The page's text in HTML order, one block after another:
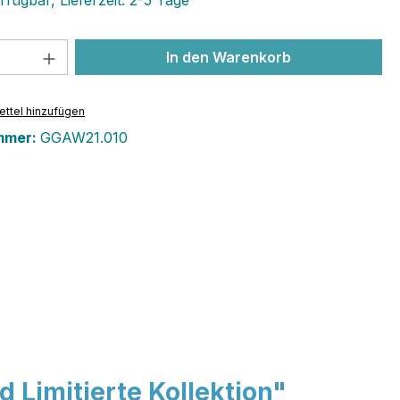
Anzahl: Gib den gewünschten Wert
In den Warenkorb
hinzufügen
GGAW21.010
Limitierte Kollektion"